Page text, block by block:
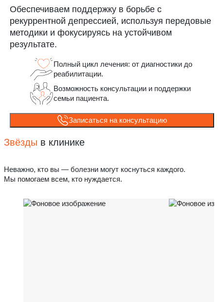
Обеспечиваем поддержку в борьбе с
рекуррентной депрессией, используя передовые
методики и фокусируясь на устойчивом
результате.
Полный цикл лечения: от диагностики до
реабилитации.
Возможность консультации и поддержки
семьи пациента.
Записаться на консультацию
Звёзды в клинике
Неважно, кто вы — болезни могут коснуться каждого.
Мы помогаем всем, кто нуждается.